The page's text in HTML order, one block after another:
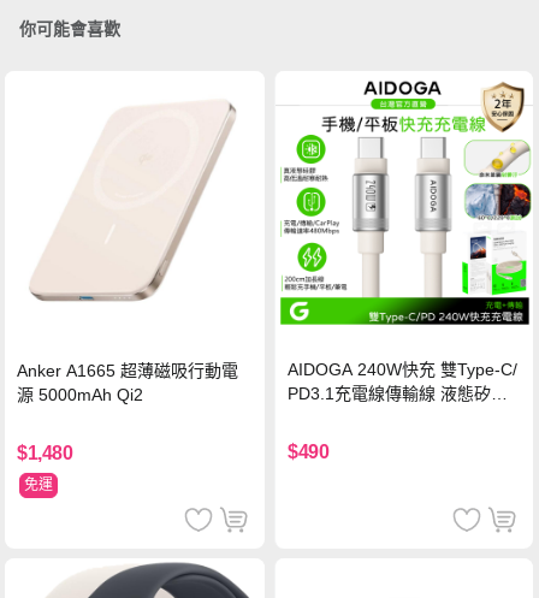
你可能會喜歡
Anker A1665 超薄磁吸行動電
源 5000mAh Qi2
$1,480
免運
AIDOGA 240W快充 雙Type-C/
PD3.1充電線傳輸線 液態矽膠
機/平板/筆電
$490